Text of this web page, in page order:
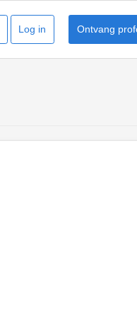
Ontvang
Log in